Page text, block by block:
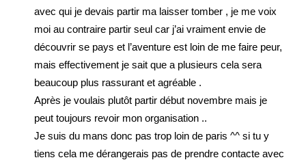
avec qui je devais partir ma laisser tomber , je me voix
moi au contraire partir seul car j’ai vraiment envie de
découvrir se pays et l’aventure est loin de me faire peur,
mais effectivement je sait que a plusieurs cela sera
beaucoup plus rassurant et agréable .
Après je voulais plutôt partir début novembre mais je
peut toujours revoir mon organisation ..
Je suis du mans donc pas trop loin de paris ^^ si tu y
tiens cela me dérangerais pas de prendre contacte avec